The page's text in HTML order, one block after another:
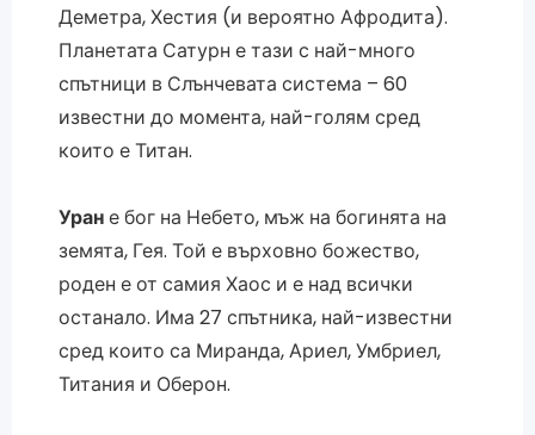
Деметра, Хестия (и вероятно Афродита).
Планетата Сатурн е тази с най-много
спътници в Слънчевата система – 60
известни до момента, най-голям сред
които е Титан.
Уране бог на Небето, мъж на богинята на
земята, Гея. Той е върховно божество,
роден е от самия Хаос и е над всички
останало. Има 27 спътника, най-известни
сред които са Миранда, Ариел, Умбриел,
Титания и Оберон.